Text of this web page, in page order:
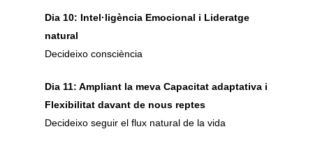
Dia 10: Intel·ligència Emocional i Lideratge
natural
Decideixo consciència
Dia 11: Ampliant la meva Capacitat adaptativa i
Flexibilitat davant de nous reptes
Decideixo seguir el flux natural de la vida